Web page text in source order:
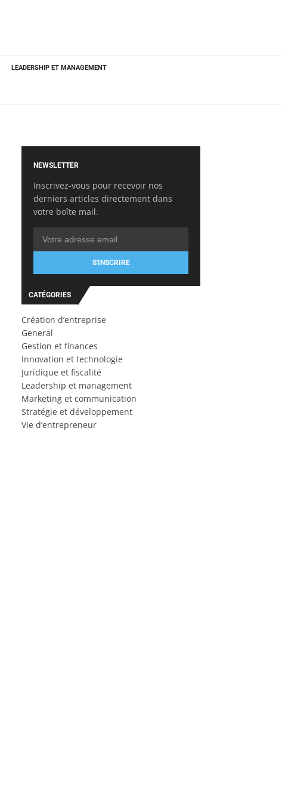
LEADERSHIP ET MANAGEMENT
NEWSLETTER
Inscrivez-vous pour recevoir nos
derniers articles directement dans
votre boîte mail.
S'INSCRIRE
CATÉGORIES
Création d’entreprise
General
Gestion et finances
Innovation et technologie
Juridique et fiscalité
Leadership et management
Marketing et communication
Stratégie et développement
Vie d’entrepreneur